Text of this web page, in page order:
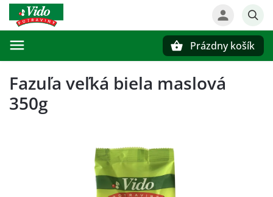
Prázdny košík
Fazuľa veľká biela maslová
350g